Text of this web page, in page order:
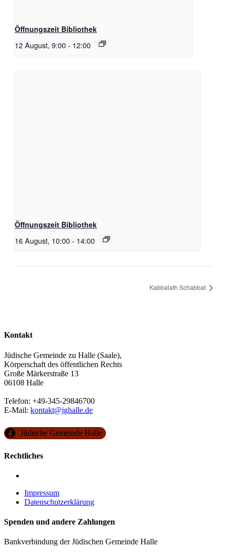
Öffnungszeit Bibliothek
12 August, 9:00- 12:00
Öffnungszeit Bibliothek
16 August, 10:00- 14:00
Kabbalath Schabbat
Kontakt
Jüdische Gemeinde zu Halle (Saale),
Körperschaft des öffentlichen Rechts
Große Märkerstraße 13
06108 Halle
Telefon: +49-345-29846700
E-Mail: kontakt@jghalle.de
Jüdische Gemeinde Halle
Rechtliches
Impressum
Datenschutzerklärung
Spenden und andere Zahlungen
Bankverbindung der Jüdischen Gemeinde Halle